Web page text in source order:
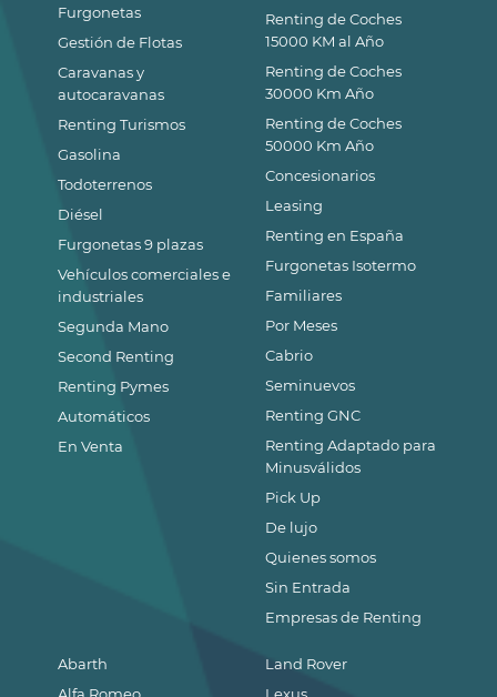
Furgonetas
Gestión de Flotas
Caravanas y
autocaravanas
Renting Turismos
Gasolina
Todoterrenos
Diésel
Furgonetas 9 plazas
Vehículos comerciales e
industriales
Segunda Mano
Second Renting
Renting Pymes
Automáticos
En Venta
Abarth
Land Rover
Renting de Coches
15000 KM al Año
Renting de Coches
30000 Km Año
Renting de Coches
50000 Km Año
Concesionarios
Leasing
Renting en España
Furgonetas Isotermo
Familiares
Por Meses
Cabrio
Seminuevos
Renting GNC
Renting Adaptado para
Minusválidos
Pick Up
De lujo
Quienes somos
Sin Entrada
Empresas de Renting